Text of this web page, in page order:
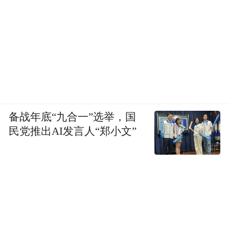
备战年底“九合一”选举，国
民党推出AI发言人“郑小文”